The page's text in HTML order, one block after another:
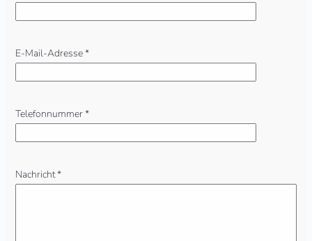
E-Mail-Adresse *
Telefonnummer *
Nachricht *